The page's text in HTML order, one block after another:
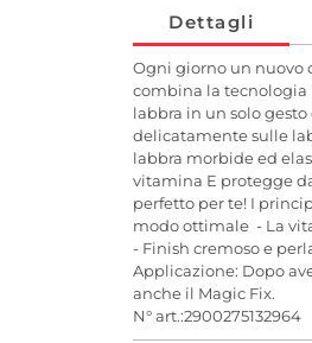
Dettagli
Ogni giorno un nuovo
combina la tecnologia
labbra in un solo
delicatamente sulle
labbra morbide ed
vitamina E protegge
perfetto per te! I
modo ottimale - La
- Finish cremoso e
Applicazione: Dopo
anche il Magic Fix.
N° art.:2900275132964